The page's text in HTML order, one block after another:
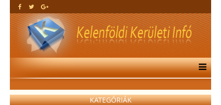
KATEGÓRIÁK